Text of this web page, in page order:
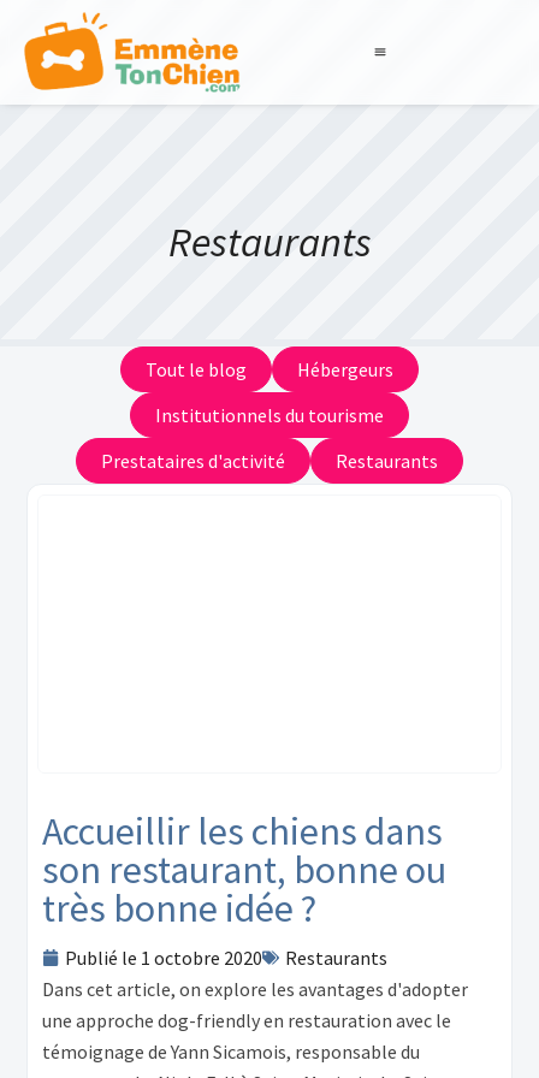
Restaurants
Tout le blog
Hébergeurs
Institutionnels du tourisme
Prestataires d'activité
Restaurants
Accueillir les chiens dans
son restaurant, bonne ou
très bonne idée ?
Publié le 1 octobre 2020
Restaurants
Dans cet article, on explore les avantages d'adopter
une approche dog-friendly en restauration avec le
témoignage de Yann Sicamois, responsable du